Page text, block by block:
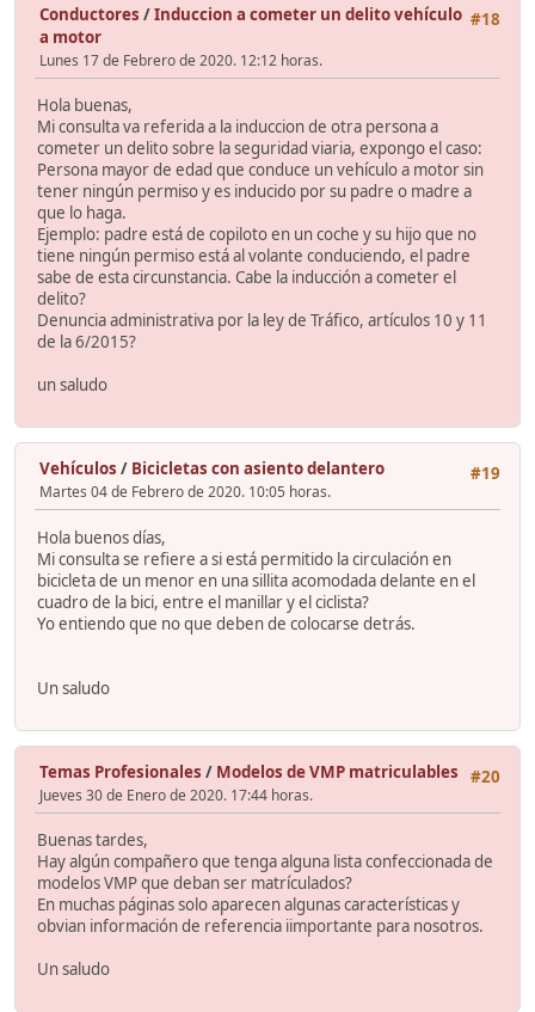
#18
Conductores /Induccion a cometer un delito vehículo
a motor
Lunes 17 de Febrero de 2020. 12:12 horas.
Hola buenas,
Mi consulta va referida a la induccion de otra persona a
cometer un delito sobre la seguridad viaria, expongo el caso:
Persona mayor de edad que conduce un vehículo a motor sin
tener ningún permiso y es inducido por su padre o madre a
que lo haga.
Ejemplo: padre está de copiloto en un coche y su hijo que no
tiene ningún permiso está al volante conduciendo, el padre
sabe de esta circunstancia. Cabe la inducción a cometer el
delito?
Denuncia administrativa por la ley de Tráfico, artículos 10 y 11
de la 6/2015?
un saludo
#19
Vehículos / Bicicletas con asiento delantero
Martes 04 de Febrero de 2020. 10:05 horas.
Hola buenos días,
Mi consulta se refiere a si está permitido la circulación en
bicicleta de un menor en una sillita acomodada delante en el
cuadro de la bici, entre el manillar y el ciclista?
Yo entiendo que no que deben de colocarse detrás.
Un saludo
#20
Temas Profesionales / Modelos de VMP matriculables
Jueves 30 de Enero de 2020. 17:44 horas.
Buenas tardes,
Hay algún compañero que tenga alguna lista confeccionada de
modelos VMP que deban ser matrículados?
En muchas páginas solo aparecen algunas características y
obvian información de referencia iimportante para nosotros.
Un saludo